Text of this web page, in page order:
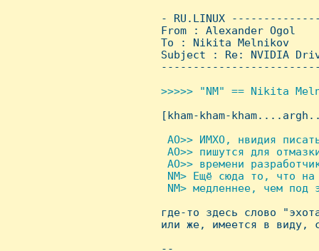
- RU.LINUX
From : Alexander
To : Nikita Melnikov
Subject : Re: NVIDIA
>>>>> "NM" == Nikita
[kham-kham-
AO>> ИМХО, нвидия
AO>> пишутся для
AO>> времени
NM> Ещё сюда то, что
NM> медленнее, чем под
где-то здесь слово
или же, имеется в виду, с
--